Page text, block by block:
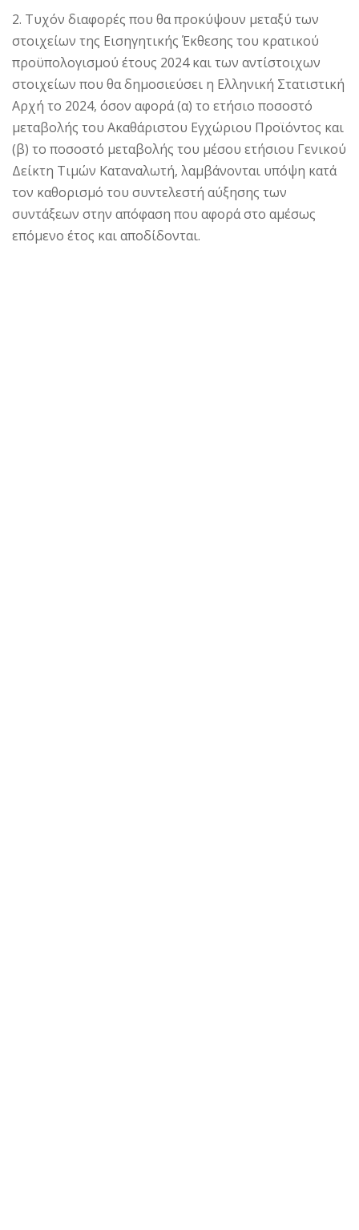
2. Τυχόν διαφορές που θα προκύψουν μεταξύ των
στοιχείων της Εισηγητικής Έκθεσης του κρατικού
προϋπολογισμού έτους 2024 και των αντίστοιχων
στοιχείων που θα δημοσιεύσει η Ελληνική Στατιστική
Αρχή το 2024, όσον αφορά (α) το ετήσιο ποσοστό
μεταβολής του Ακαθάριστου Εγχώριου Προϊόντος και
(β) το ποσοστό μεταβολής του μέσου ετήσιου Γενικού
Δείκτη Τιμών Καταναλωτή, λαμβάνονται υπόψη κατά
τον καθορισμό του συντελεστή αύξησης των
συντάξεων στην απόφαση που αφορά στο αμέσως
επόμενο έτος και αποδίδονται.